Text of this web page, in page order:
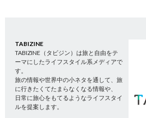
TABIZINE
TABIZINE（タビジン）は旅と自由をテ
ーマにしたライフスタイル系メディアで
す。
旅の情報や世界中の小ネタを通して、旅
に行きたくてたまらなくなる情報や、
日常に旅心をもてるようなライフスタイ
ルを提案します。